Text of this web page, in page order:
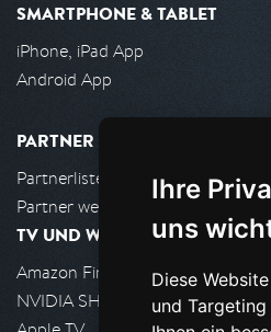
Ihre
uns
Diese
und
SMARTPHONE & TABLET
iPhone, iPad App
Android App
PARTNER
Partnerliste
Partner werden
TV UND WOHNZIMMER
Amazon FireTV
NVIDIA SHIELD, Google TV